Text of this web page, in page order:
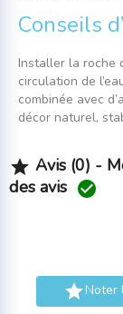
Conseils
Installer la roche
circulation de
combinée avec
décor naturel,
 Avis (0) -
des avis 
Noter